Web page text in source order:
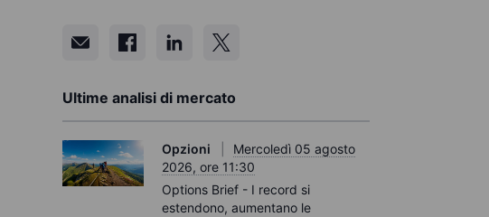
Ultime analisi di mercato
Opzioni
Mercoledì 05 agosto
2026, ore 11:30
Options Brief - I record si
estendono, aumentano le